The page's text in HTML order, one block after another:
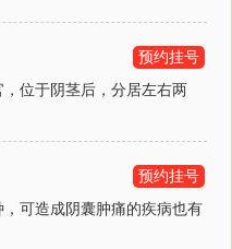
预约挂号
位于阴茎后，分居左右两
预约挂号
可造成阴囊肿痛的疾病也有